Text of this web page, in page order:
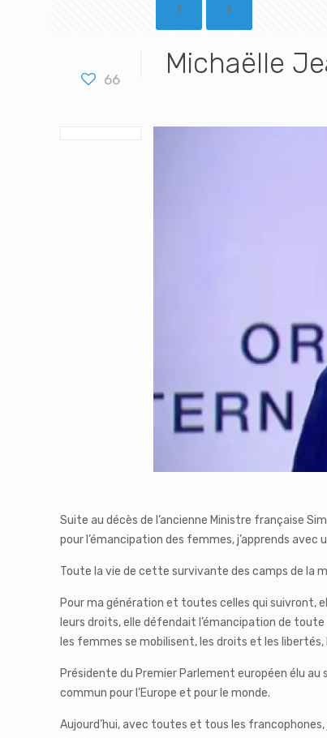
66 Michaëlle
Suite au décès de l’ancienne Ministre française
pour l’émancipation des femmes, j’apprends
Toute la vie de cette survivante des camps de la
Pour ma génération et toutes celles qui suivront,
leurs droits, elle défendait l’émancipation de
les femmes se mobilisent, les droits et les
Présidente du Premier Parlement européen élu
commun pour l’Europe et pour le monde.
Aujourd’hui, avec toutes et tous les